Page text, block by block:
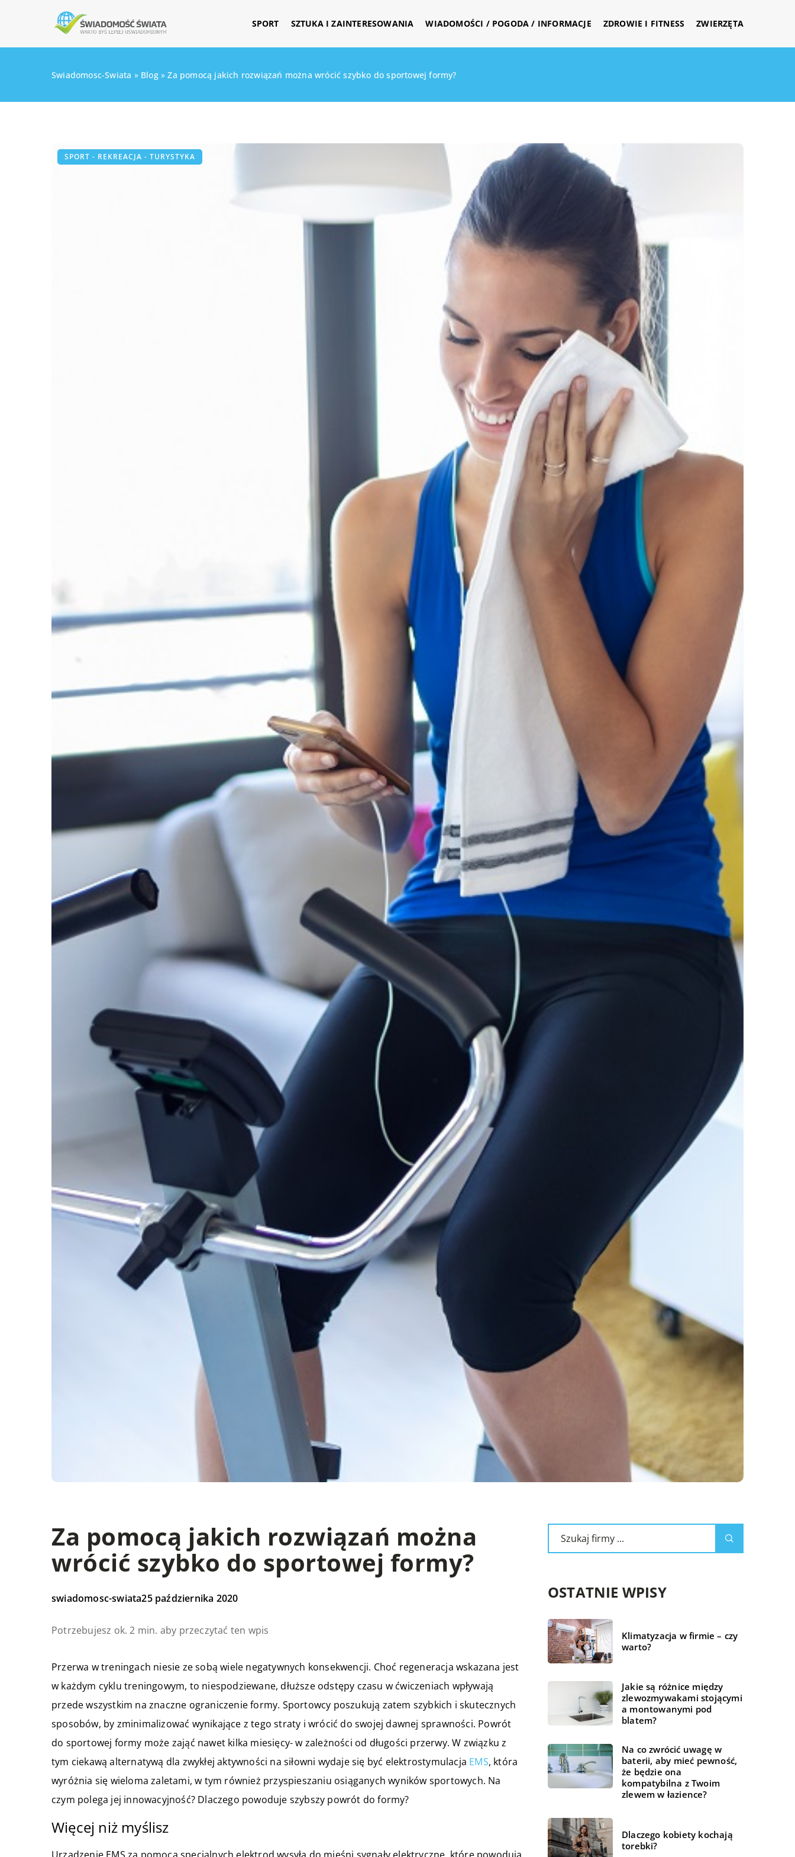
SPORT SZTUKA I ZAINTERESOWANIA WIADOMOŚCI / POGODA / INFORMACJE ZDROWIE I FITNESS ZWIERZĘTA
Swiadomosc-Swiata » Blog»Za pomocą jakich rozwiązań można wrócić szybko do sportowej formy?
SPORT - REKREACJA - TURYSTYKA
Za pomocą jakich rozwiązań można
wrócić szybko do sportowej formy?
swiadomosc-swiata25 października 2020
Potrzebujesz ok. 2 min. aby przeczytać ten wpis
Przerwa w treningach niesie ze sobą wiele negatywnych konsekwencji. Choć regeneracja wskazana jest
w każdym cyklu treningowym, to niespodziewane, dłuższe odstępy czasu w ćwiczeniach wpływają
przede wszystkim na znaczne ograniczenie formy. Sportowcy poszukują zatem szybkich i skutecznych
sposobów, by zminimalizować wynikające z tego straty i wrócić do swojej dawnej sprawności. Powrót
do sportowej formy może zająć nawet kilka miesięcy- w zależności od długości przerwy. W związku z
tym ciekawą alternatywą dla zwykłej aktywności na siłowni wydaje się być elektrostymulacja EMS, która
wyróżnia się wieloma zaletami, w tym również przyspieszaniu osiąganych wyników sportowych. Na
czym polega jej innowacyjność? Dlaczego powoduje szybszy powrót do formy?
Więcej niż myślisz
OSTATNIE WPISY
Klimatyzacja w firmie – czy
warto?
Jakie są różnice między
zlewozmywakami stojącymi
a montowanymi pod
blatem?
Na co zwrócić uwagę w
baterii, aby mieć pewność,
że będzie ona
kompatybilna z Twoim
zlewem w łazience?
Dlaczego kobiety kochają
torebki?